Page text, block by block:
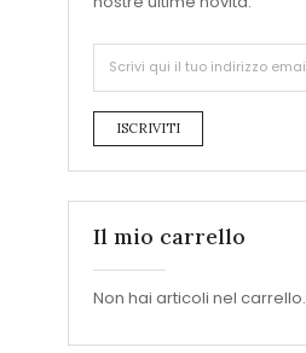
ISCRIVITI
Il mio carrello
Non hai articoli nel carrello.